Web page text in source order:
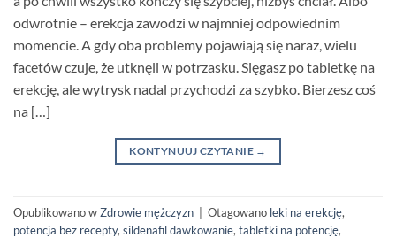
odwrotnie – erekcja zawodzi w najmniej odpowiednim
momencie. A gdy oba problemy pojawiają się naraz, wielu
facetów czuje, że utknęli w potrzasku. Sięgasz po tabletkę na
erekcję, ale wytrysk nadal przychodzi za szybko. Bierzesz coś
na […]
KONTYNUUJ CZYTANIE →
Opublikowano wZdrowie mężczyzn | Otagowano leki na erekcję,
potencja bez recepty, sildenafil dawkowanie, tabletki na potencję,